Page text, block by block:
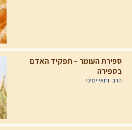
ספירת העומר – תפקיד האדם
בספירה
הרב יוחאי ימיני